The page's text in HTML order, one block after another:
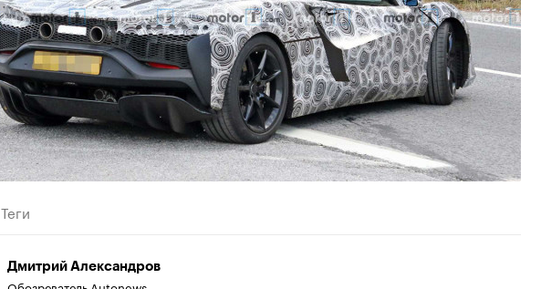
Теги
Дмитрий Александров